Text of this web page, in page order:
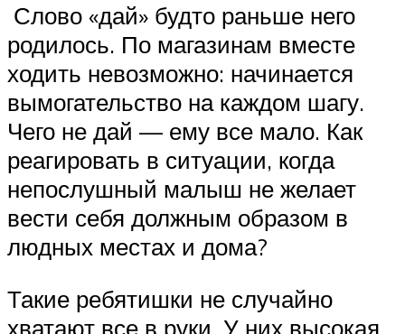
Слово «дай» будто раньше него
родилось. По магазинам вместе
ходить невозможно: начинается
вымогательство на каждом шагу.
Чего не дай — ему все мало. Как
реагировать в ситуации, когда
непослушный малыш не желает
вести себя должным образом в
людных местах и дома?
Такие ребятишки не случайно
хватают все в руки. У них высокая